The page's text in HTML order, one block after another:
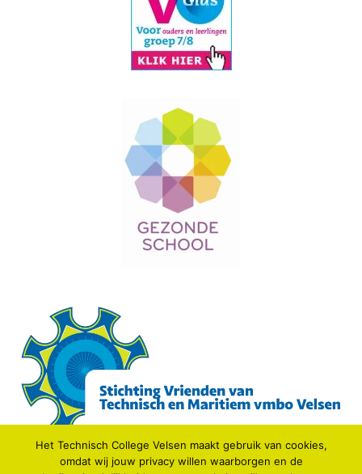
Het Technisch College Velsen maakt gebruik van cookies,
omdat wij jouw privacy willen waarborgen en de